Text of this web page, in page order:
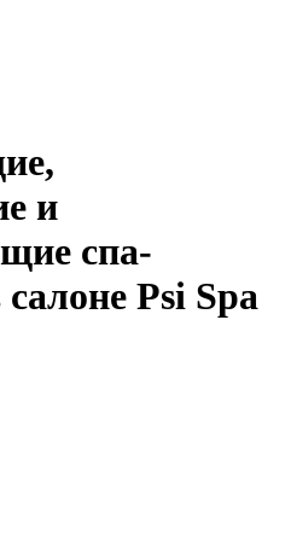
и
спа-
Psi Spa